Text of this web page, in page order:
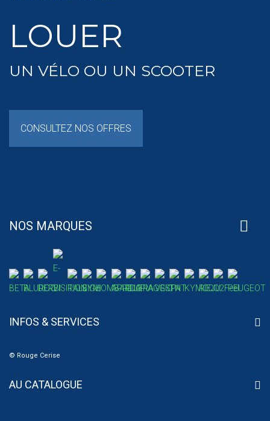
LOUER
UN VÉLO OU UN SCOOTER
CONSULTEZ NOS OFFRES
NOS MARQUES
INFOS & SERVICES
© Rouge Cerise
AU CATALOGUE